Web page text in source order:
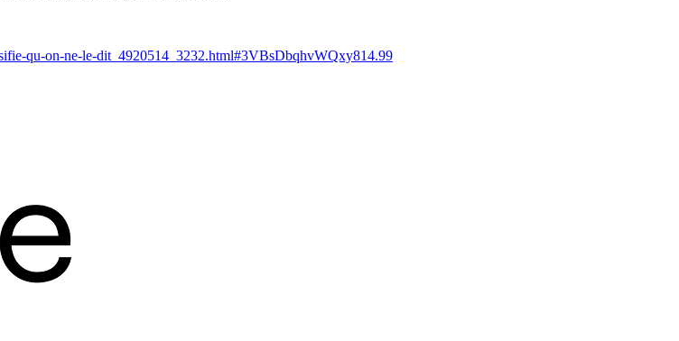
qu-on-ne-le-dit_4920514_3232.html#3VBsDbqhvWQxy814.99